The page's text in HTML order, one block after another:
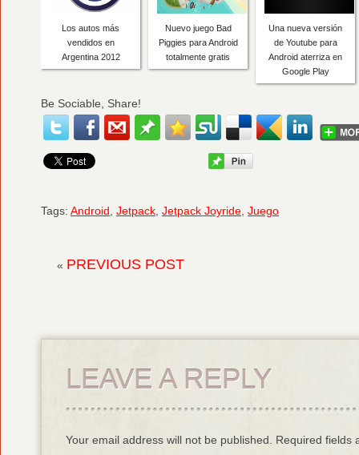
Los autos más
vendidos en
Argentina 2012
Nuevo juego Bad
Piggies para Android
totalmente gratis
Una nueva versión
de Youtube para
Android aterriza en
Google Play
Be Sociable, Share!
Tags: Android Jetpack Jetpack Joyride Juego
« PREVIOUS POST
LEAVE A REPLY
Your email address will not be published. Required fields